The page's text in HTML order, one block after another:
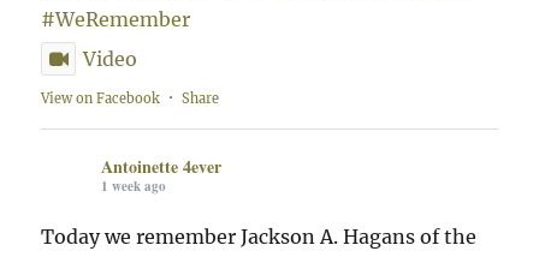
#WeRemember
Video
View on Facebook · Share
Antoinette 4ever
1 week ago
Today we remember Jackson A. Hagans of the